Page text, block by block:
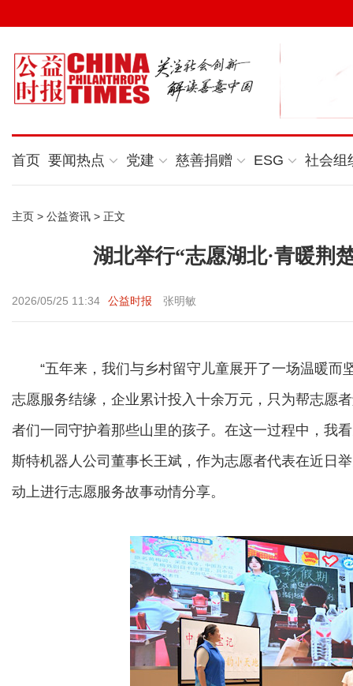
首页 要闻热点 党建 慈善捐赠 ESG 社会组
主页 > 公益资讯 > 正文
湖北举行“志愿湖北·青暖荆
2026/05/25 11:34 公益时报 张明敏
“五年来，我们与乡村留守儿童展开了一场温暖而
志愿服务结缘，企业累计投入十余万元，只为帮志愿
者们一同守护着那些山里的孩子。在这一过程中，我
斯特机器人公司董事长王斌，作为志愿者代表在近日
动上进行志愿服务故事动情分享。